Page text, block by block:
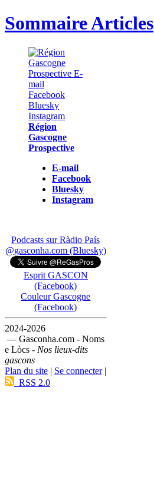
Sommaire Articles
Région
Gascogne
Prospective
E-mail
Facebook
Bluesky
Instagram
Podcasts sur Ràdio País
@gasconha.com (Bluesky)
Esprit GASCON
(Facebook)
Couleur Gascogne
(Facebook)
2024-2026
— Gasconha.com - Noms
e Lòcs - Nos lieux-dits
gascons
Plan du site | Se connecter|
RSS 2.0